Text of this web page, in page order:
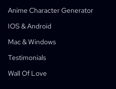
Anime Character Generator
IOS & Android
Mac & Windows
Testimonials
Wall Of Love
AI Webtoon Generator
AI Manhwa Generator
AI Manga Generator
Social Media Comics
Bible Comic Maker
AI Educational Comics
Generative Workflows
Webtoons